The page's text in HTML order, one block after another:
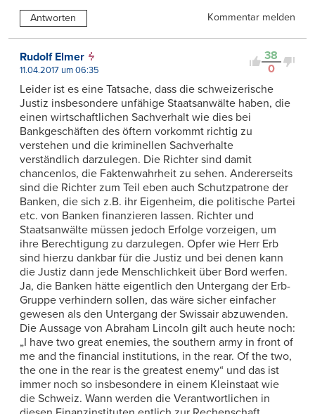
Antworten Kommentar melden
38
0
Rudolf Elmer
11.04.2017 um 06:35
Leider ist es eine Tatsache, dass die schweizerische
Justiz insbesondere unfähige Staatsanwälte haben, die
einen wirtschaftlichen Sachverhalt wie dies bei
Bankgeschäften des öftern vorkommt richtig zu
verstehen und die kriminellen Sachverhalte
verständlich darzulegen. Die Richter sind damit
chancenlos, die Faktenwahrheit zu sehen. Andererseits
sind die Richter zum Teil eben auch Schutzpatrone der
Banken, die sich z.B. ihr Eigenheim, die politische Partei
etc. von Banken finanzieren lassen. Richter und
Staatsanwälte müssen jedoch Erfolge vorzeigen, um
ihre Berechtigung zu darzulegen. Opfer wie Herr Erb
sind hierzu dankbar für die Justiz und bei denen kann
die Justiz dann jede Menschlichkeit über Bord werfen.
Ja, die Banken hätte eigentlich den Untergang der Erb-
Gruppe verhindern sollen, das wäre sicher einfacher
gewesen als den Untergang der Swissair abzuwenden.
Die Aussage von Abraham Lincoln gilt auch heute noch:
„I have two great enemies, the southern army in front of
me and the financial institutions, in the rear. Of the two,
the one in the rear is the greatest enemy“ und das ist
immer noch so insbesondere in einem Kleinstaat wie
die Schweiz. Wann werden die Verantwortlichen in